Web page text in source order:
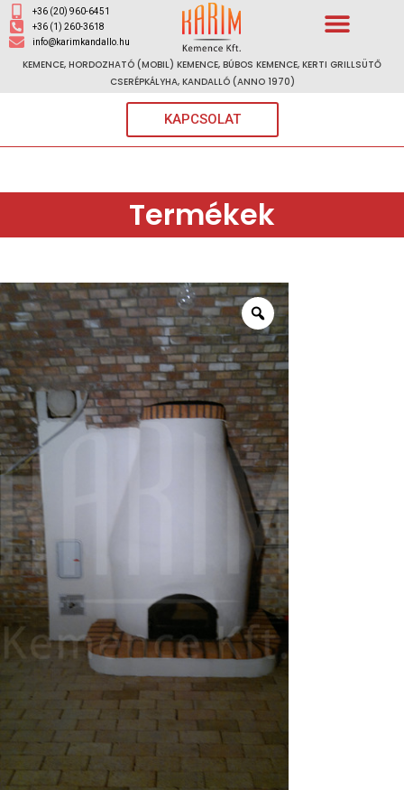
+36 (20) 960-6451
+36 (1) 260-3618
info@karimkandallo.hu
KEMENCE, HORDOZHATÓ (MOBIL) KEMENCE, BÚBOS KEMENCE, KERTI GRILLSÜTŐ
CSERÉPKÁLYHA, KANDALLÓ (ANNO 1970)
KAPCSOLAT
Termékek